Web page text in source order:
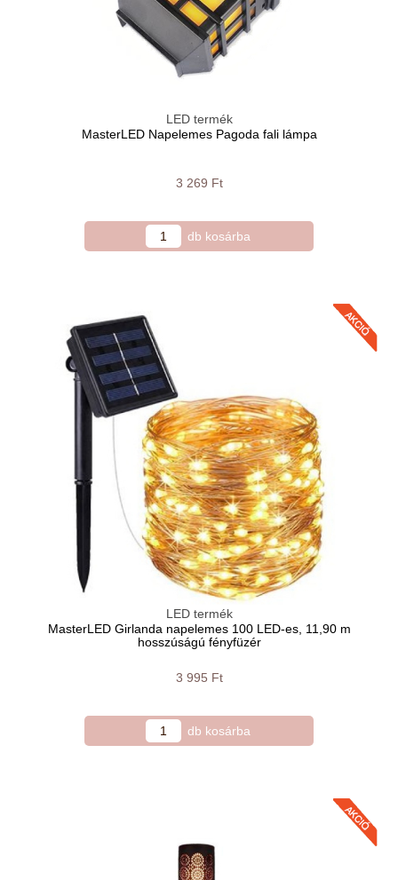
LED termék
MasterLED Napelemes Pagoda fali lámpa
3 269 Ft
LED termék
MasterLED Girlanda napelemes 100 LED-es, 11,90 m
hosszúságú fényfüzér
3 995 Ft